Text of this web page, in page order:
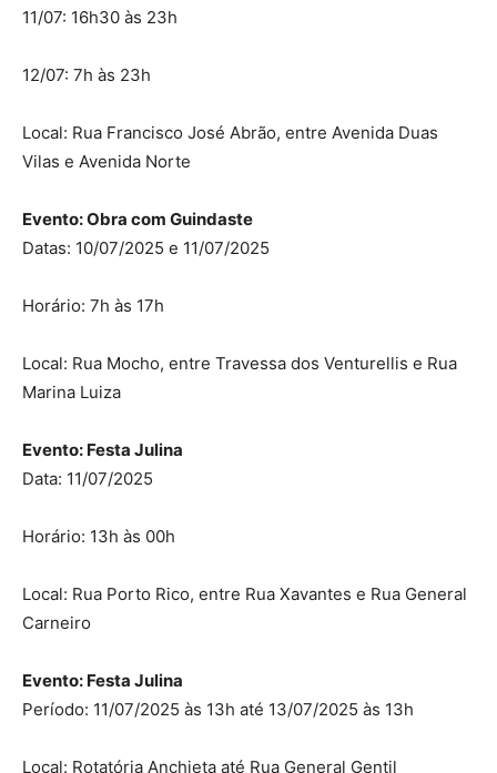
11/07: 16h30 às 23h
12/07: 7h às 23h
Local: Rua Francisco José Abrão, entre Avenida Duas
Vilas e Avenida Norte
Evento: Obra com Guindaste
Datas: 10/07/2025 e 11/07/2025
Horário: 7h às 17h
Local: Rua Mocho, entre Travessa dos Venturellis e Rua
Marina Luiza
Evento: Festa Julina
Data: 11/07/2025
Horário: 13h às 00h
Local: Rua Porto Rico, entre Rua Xavantes e Rua General
Carneiro
Evento: Festa Julina
Período: 11/07/2025 às 13h até 13/07/2025 às 13h
Local: Rotatória Anchieta até Rua General Gentil